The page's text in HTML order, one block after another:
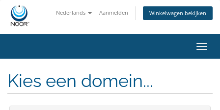
Nederlands Aanmelden Winkelwagen bekijken
in-/
Kies een domein...